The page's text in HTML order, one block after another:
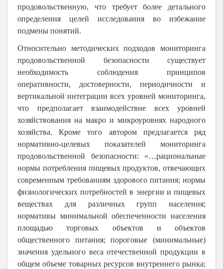
продовольственную, что требует более детального
определения целей исследования во избежание
подмены понятий.
Относительно методических подходов мониторинга
продовольственной безопасности существует
необходимость соблюдения принципов
оперативности, достоверности, периодичности и
вертикальной интеграции всех уровней мониторинга,
что предполагает взаимодействие всех уровней
хозяйствования на макро и микроуровнях народного
хозяйства. Кроме того автором предлагается ряд
нормативно-целевых показателей мониторинга
продовольственной безопасности: «…рациональные
нормы потребления пищевых продуктов, отвечающих
современным требованиям здорового питания; нормы
физиологических потребностей в энергии и пищевых
веществах для различных групп населения;
нормативы минимальной обеспеченности населения
площадью торговых объектов и объектов
общественного питания; пороговые (минимальные)
значения удельного веса отечественной продукции в
общем объеме товарных ресурсов внутреннего рынка;